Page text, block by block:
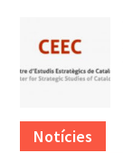
Notícies